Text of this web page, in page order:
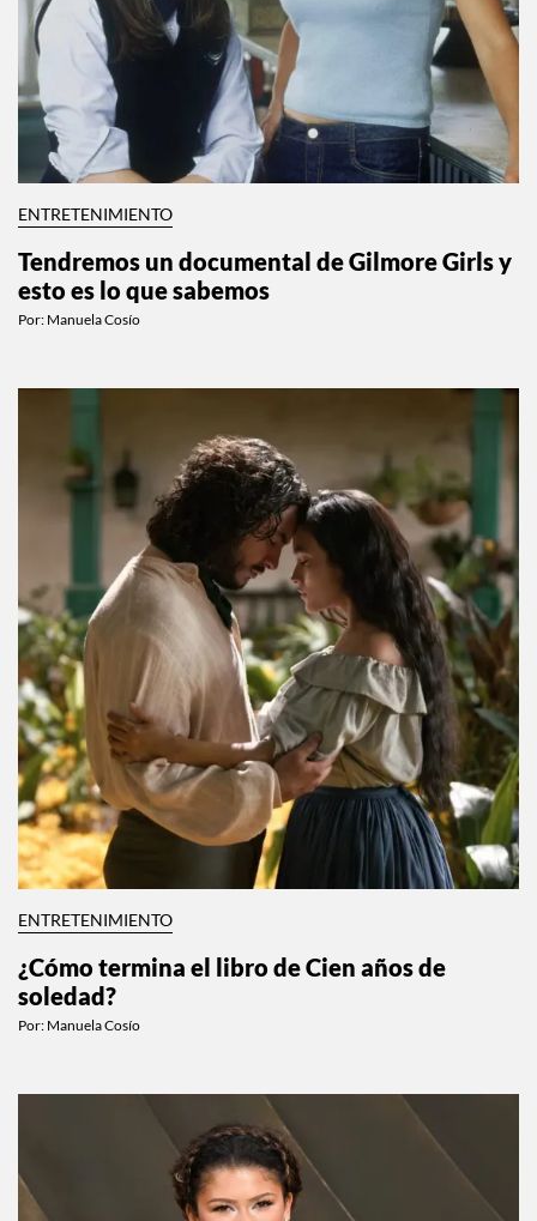
ENTRETENIMIENTO
Tendremos un documental de Gilmore Girls y
esto es lo que sabemos
Por: Manuela Cosío
ENTRETENIMIENTO
¿Cómo termina el libro de Cien años de
soledad?
Por: Manuela Cosío